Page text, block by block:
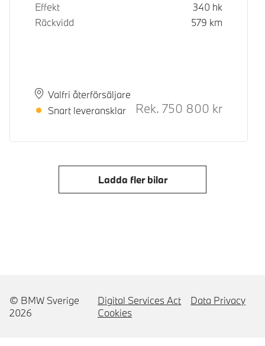
Effekt
340 hk
Räckvidd
579 km
PlatsValfri återförsäljare
Leveranstid
Snart leveransklar
Rek. ord
Rek. 750 800 kr
Ladda fler bilar
© BMW Sverige
2026
Digital Services Act
Data Privacy
Cookies